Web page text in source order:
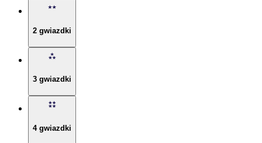
2 gwiazdki
3 gwiazdki
4 gwiazdki